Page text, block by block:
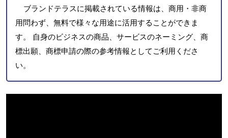
ブランドテラスに掲載されている情報は、商用・非商
用問わず、無料で様々な用途に活用することができま
す。 自身のビジネスの商品、サービスのネーミング、商
標出願、商標申請の際の参考情報としてご利用くださ
い。